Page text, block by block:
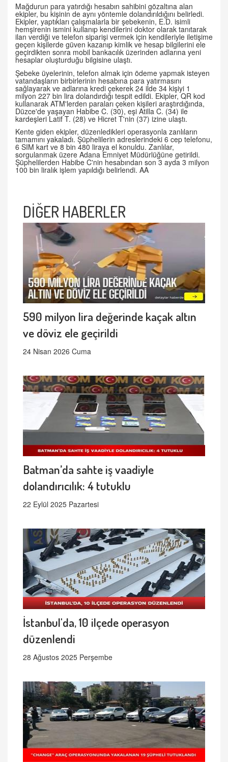
Mağdurun para yatırdığı hesabın sahibini gözaltına alan
ekipler, bu kişinin de aynı yöntemle dolandırıldığını belirledi.
Ekipler, yaptıkları çalışmalarla bir şebekenin, E.D. isimli
hemşirenin ismini kullanıp kendilerini doktor olarak tanıtarak
ilan verdiği ve telefon siparişi vermek için kendileriyle iletişime
geçen kişilerde güven kazanıp kimlik ve hesap bilgilerini ele
geçirdikten sonra mobil bankacılık üzerinden adlarına yeni
hesaplar oluşturduğu bilgisine ulaştı.
Şebeke üyelerinin, telefon almak için ödeme yapmak isteyen
vatandaşların birbirlerinin hesabına para yatırmasını
sağlayarak ve adlarına kredi çekerek 24 ilde 34 kişiyi 1
milyon 227 bin lira dolandırdığı tespit edildi. Ekipler, QR kod
kullanarak ATM'lerden paraları çeken kişileri araştırdığında,
Düzce'de yaşayan Habibe C. (30), eşi Atilla C. (34) ile
kardeşleri Latif T. (28) ve Hicret T'nin (37) izine ulaştı.
Kente giden ekipler, düzenledikleri operasyonla zanlıların
tamamını yakaladı. Şüphelilerin adreslerindeki 6 cep telefonu,
6 SIM kart ve 8 bin 480 liraya el konuldu. Zanlılar,
sorgulanmak üzere Adana Emniyet Müdürlüğüne getirildi.
Şüphelilerden Habibe C'nin hesabından son 3 ayda 3 milyon
100 bin liralık işlem yapıldığı belirlendi. AA
DİĞER HABERLER
590 milyon lira değerinde kaçak altın
ve döviz ele geçirildi
24 Nisan 2026 Cuma
Batman’da sahte iş vaadiyle
dolandırıcılık: 4 tutuklu
22 Eylül 2025 Pazartesi
İstanbul'da, 10 ilçede operasyon
düzenlendi
28 Ağustos 2025 Perşembe